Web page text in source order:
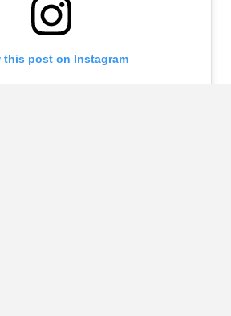
this post on Instagram